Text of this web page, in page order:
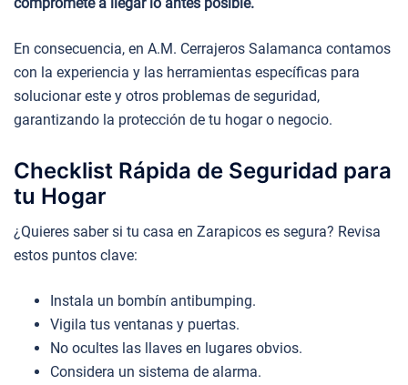
En consecuencia, en A.M. Cerrajeros Salamanca contamos
con la experiencia y las herramientas específicas para
solucionar este y otros problemas de seguridad,
garantizando la protección de tu hogar o negocio.
Checklist Rápida de Seguridad para
tu Hogar
¿Quieres saber si tu casa en Zarapicos es segura? Revisa
estos puntos clave:
Instala un bombín antibumping.
Vigila tus ventanas y puertas.
No ocultes las llaves en lugares obvios.
Considera un sistema de alarma.